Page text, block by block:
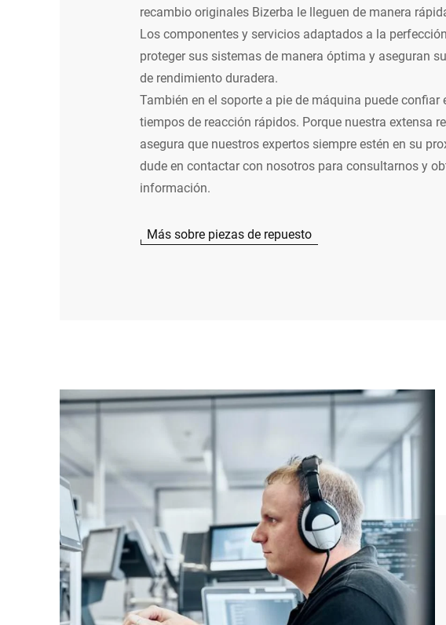
recambio originales Bizerba le lleguen de manera
Los componentes y servicios adaptados a la
proteger sus sistemas de manera óptima y aseguran
de rendimiento duradera.
También en el soporte a pie de máquina puede confiar
tiempos de reacción rápidos. Porque nuestra extensa
asegura que nuestros expertos siempre estén en su
dude en contactar con nosotros para consultarnos y
información.
Más sobre piezas de repuesto